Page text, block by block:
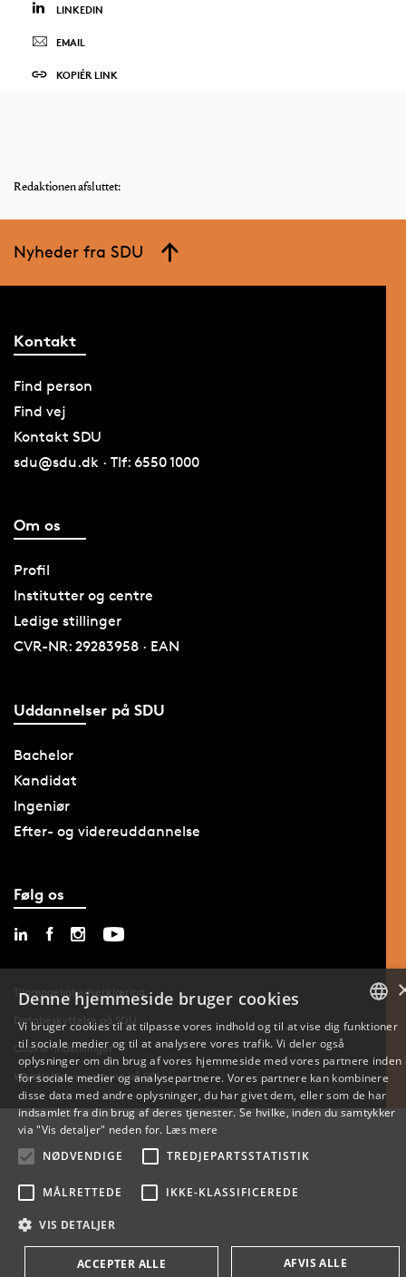
LINKEDIN
EMAIL
KOPIÉR LINK
Redaktionen afsluttet:
Nyheder fra SDU
Kontakt
Find person
Find vej
Kontakt SDU
sdu@sdu.dk · Tlf: 6550 1000
Om os
Profil
Institutter og centre
Ledige stillinger
CVR-NR: 29283958 · EAN
Uddannelser på SDU
Bachelor
Kandidat
Ingeniør
Efter- og videreuddannelse
Følg os
Tilgængelighedserklæring
Databeskyttelse på SDU
Cookie-indstillinger
Whistleblowerordning på SDU
ENGLISH
Denne hjemmeside bruger cookies
Vi bruger cookies til at tilpasse vores indhold og til at vise dig funktioner
til sociale medier og til at analysere vores trafik. Vi deler også
oplysninger om din brug af vores hjemmeside med vores partnere inden
for sociale medier og analysepartnere. Vores partnere kan kombinere
disse data med andre oplysninger, du har givet dem, eller som de har
indsamlet fra din brug af deres tjenester. Se hvilke, inden du samtykker
via "Vis detaljer" neden for. Læs mere
NØDVENDIGE
TREDJEPARTSSTATISTIK
MÅLRETTEDE IKKE-KLASSIFICEREDE
VIS DETALJER
ACCEPTER ALLE AFVIS ALLE